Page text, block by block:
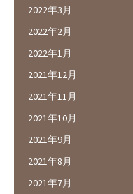
2022年3月
2022年2月
2022年1月
2021年12月
2021年11月
2021年10月
2021年9月
2021年8月
2021年7月